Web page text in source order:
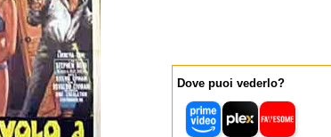
Dove puoi vederlo?